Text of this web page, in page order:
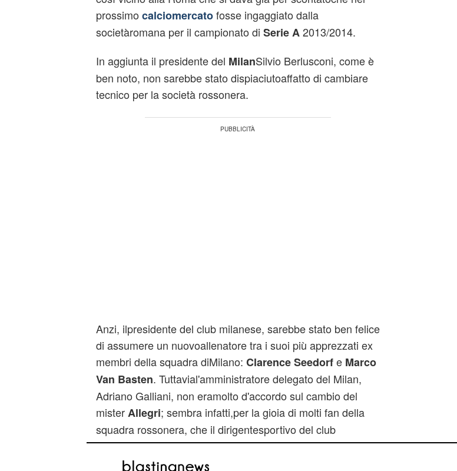
prossimo calciomercatofosse ingaggiato dalla
societàromana per il campionato di Serie A2013/2014.
In aggiunta il presidente del MilanSilvio Berlusconi, come è
ben noto, non sarebbe stato dispiaciutoaffatto di cambiare
tecnico per la società rossonera.
Anzi, ilpresidente del club milanese, sarebbe stato ben felice
di assumere un nuovoallenatore tra i suoi più apprezzati ex
membri della squadra diMilano: Clarence SeedorfeMarco
Van Basten. Tuttavial'amministratore delegato del Milan,
Adriano Galliani, non eramolto d'accordo sul cambio del
misterAllegri; sembra infatti,per la gioia di molti fan della
squadra rossonera, che il dirigentesportivo del club
rossonero sia riuscito a convincereBerlusconia trattenere
Massimiliano Allegri anche per la prossima stagione.